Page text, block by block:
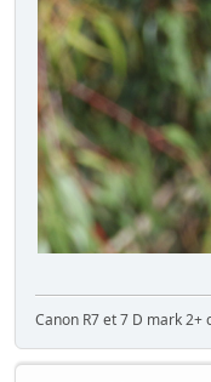
Canon R7 et 7 D mark